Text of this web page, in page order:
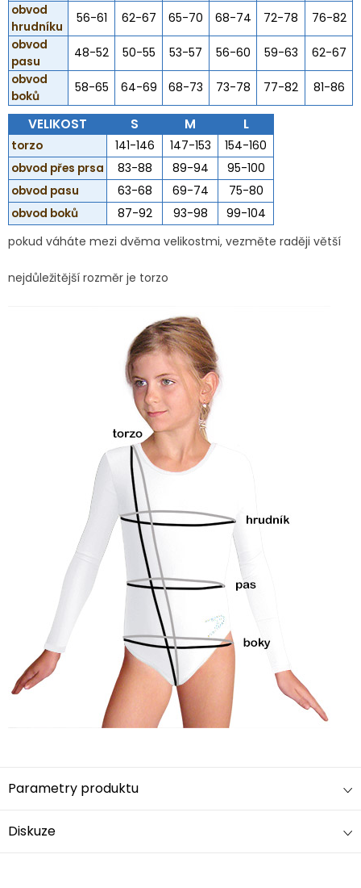
obvod
hrudníku
56-61 62-67 65-70 68-74 72-78
76-82
obvod
pasu
48-52 50-55 53-57 56-60 59-63
62-67
obvod
boků
58-65 64-69 68-73 73-78 77-82 81-86
VELIKOST S M L
torzo 141-146 147-153
154-160
obvod přes prsa
83-88 89-94
95-100
obvod pasu
63-68 69-74
75-80
obvod boků
87-92 93-98
99-104
pokud váháte mezi dvěma velikostmi, vezměte raději větší
nejdůležitější rozměr je torzo
Parametry produktu
Diskuze